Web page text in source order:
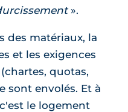
.
des matériaux, la
et les exigences
quotas,
sont envolés. Et à
le logement